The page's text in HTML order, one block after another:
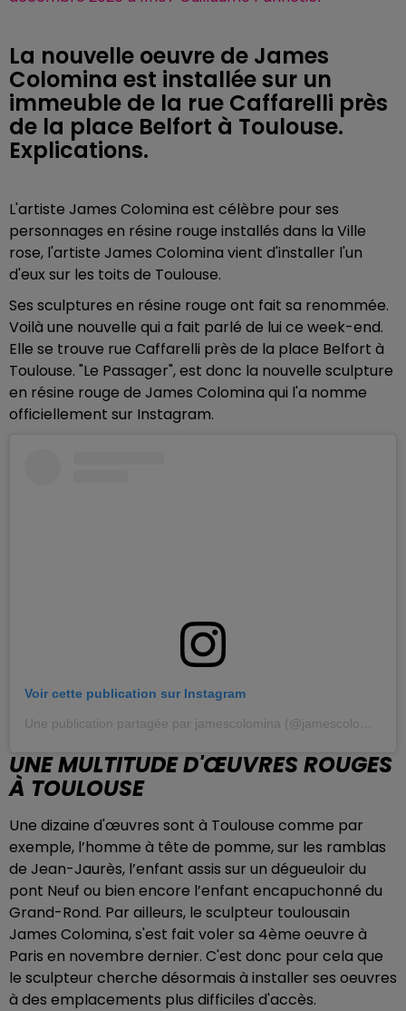
La nouvelle oeuvre de James
Colomina est installée sur un
immeuble de la rue Caffarelli près
de la place Belfort à Toulouse.
Explications.
L'artiste James Colomina est célèbre pour ses
personnages en résine rouge installés dans la Ville
rose, l'artiste James Colomina vient d'installer l'un
d'eux sur les toits de Toulouse.
Ses sculptures en résine rouge ont fait sa renommée.
Voilà une nouvelle qui a fait parlé de lui ce week-end.
Elle se trouve rue Caffarelli près de la place Belfort à
Toulouse. "Le Passager", est donc la nouvelle sculpture
en résine rouge de James Colomina qui l'a nomme
officiellement sur Instagram.
Voir cette publication sur Instagram
UNE MULTITUDE D'ŒUVRES ROUGES
À TOULOUSE
Une dizaine d'œuvres sont à Toulouse comme par
exemple, l’homme à tête de pomme, sur les ramblas
de Jean-Jaurès, l’enfant assis sur un dégueuloir du
pont Neuf ou bien encore l’enfant encapuchonné du
Grand-Rond. Par ailleurs, le sculpteur toulousain
James Colomina, s'est fait voler sa 4ème oeuvre à
Paris en novembre dernier. C'est donc pour cela que
le sculpteur cherche désormais à installer ses oeuvres
à des emplacements plus difficiles d'accès.